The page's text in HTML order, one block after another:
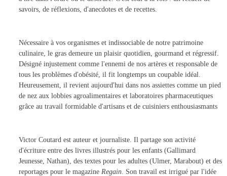
savoirs, de réflexions, d'anecdotes et de recettes.
Nécessaire à vos organismes et indissociable de notre patrimoine
culinaire, le gras demeure un plaisir quotidien, gourmand et régressif.
Désigné injustement comme l'ennemi de nos artères et responsable de
tous les problèmes d'obésité, il fit longtemps un coupable idéal.
Heureusement, il revient aujourd'hui dans nos assiettes comme un pied
de nez aux lobbies agroalimentaires et laboratoires pharmaceutiques
grâce au travail formidable d'artisans et de cuisiniers enthousiasmants
Victor Coutard est auteur et journaliste. Il partage son activité
d'écriture entre des livres illustrés pour les enfants (Gallimard
Jeunesse, Nathan), des textes pour les adultes (Ulmer, Marabout) et des
reportages pour le magazine Regain . Son travail est irrigué par l'idée